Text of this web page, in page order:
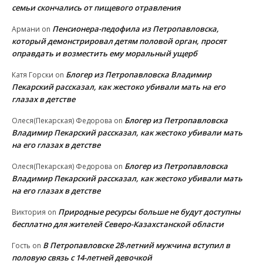
семьи скончались от пищевого отравления
Армани on Пенсионера-педофила из Петропавловска,
который демонстрировал детям половой орган, просят
оправдать и возместить ему моральный ущерб
Катя Горски on Блогер из Петропавловска Владимир
Пекарский рассказал, как жестоко убивали мать на его
глазах в детстве
Олеся(Пекарская) Федорова on Блогер из Петропавловска
Владимир Пекарский рассказал, как жестоко убивали мать
на его глазах в детстве
Олеся(Пекарская) Федорова on Блогер из Петропавловска
Владимир Пекарский рассказал, как жестоко убивали мать
на его глазах в детстве
Виктория on Природные ресурсы больше не будут доступны
бесплатно для жителей Северо-Казахстанской области
Гость on В Петропавловске 28-летний мужчина вступил в
половую связь с 14-летней девочкой